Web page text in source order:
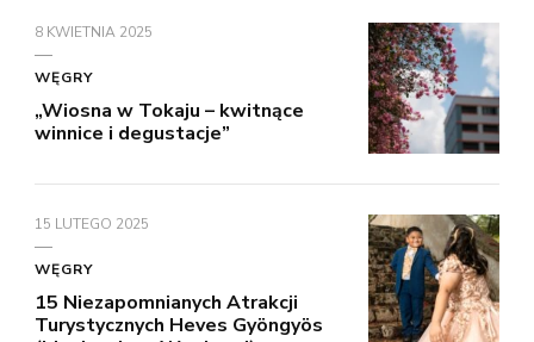
8 KWIETNIA 2025
WĘGRY
„Wiosna w Tokaju – kwitnące
winnice i degustacje”
15 LUTEGO 2025
WĘGRY
15 Niezapomnianych Atrakcji
Turystycznych Heves Gyöngyös